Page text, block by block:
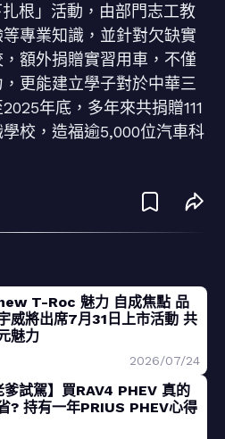
根」活動，由部門志工教
專業知識，並針對欠缺實
額外捐贈實習用車，不僅
更能建立學子對於中華三
年底，多年來共捐贈111
校，造福逾5,000位汽車科
T-Roc 魅力 自成焦點 品
威將出席7月31日上市活動 共
魅力
2026/07/24
爹試駕】買RAV4 PHEV 真的
? 持有一年PRIUS PHEV心得